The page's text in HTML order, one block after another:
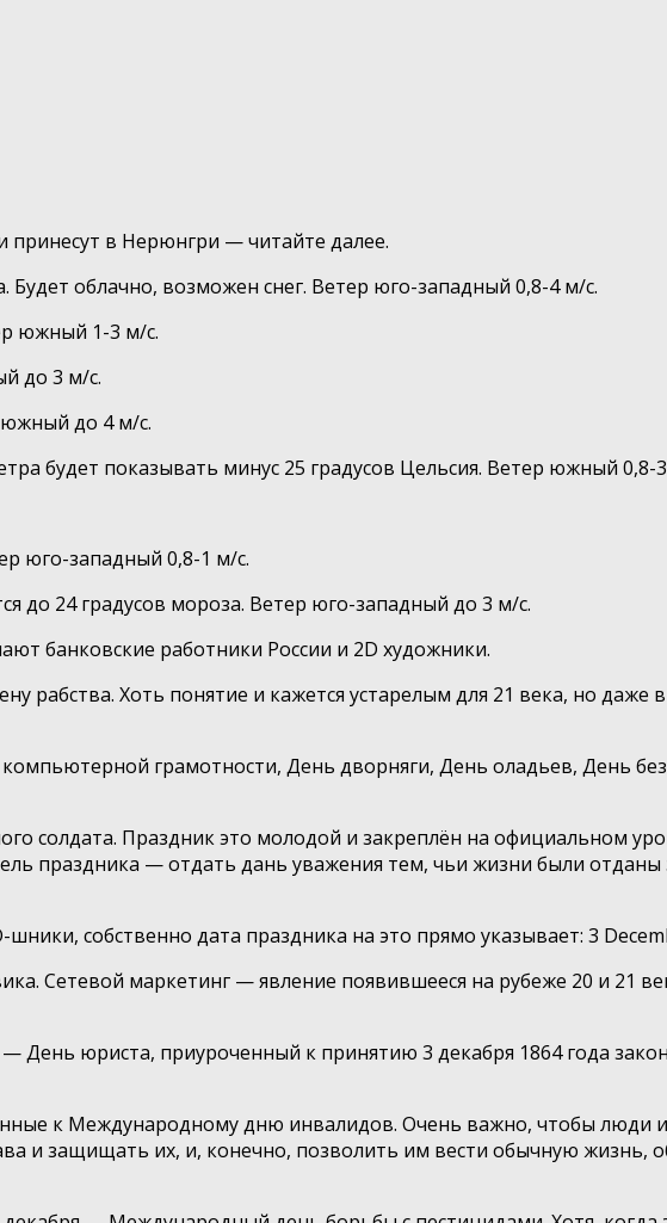
в Нерюнгри — читайте далее.
облачно, возможен снег. Ветер юго-западный 0,8-4 м/с.
южный 1-3 м/с.
до 3 м/с.
южный до 4 м/с.
будет показывать минус 25 градусов Цельсия. Ветер южный 0,8-
юго-западный 0,8-1 м/с.
до 24 градусов мороза. Ветер юго-западный до 3 м/с.
банковские работники России и 2D художники.
Хоть понятие и кажется устарелым для 21 века, но даже
грамотности, День дворняги, День оладьев, День
солдата. Праздник это молодой и закреплён на официальном
праздника — отдать дань уважения тем, чьи жизни были
собственно дата праздника на это прямо указывает: 3
Сетевой маркетинг — явление появившееся на рубеже 20 и 21
День юриста, приуроченный к принятию 3 декабря 1864 года
к Международному дню инвалидов. Очень важно, чтобы люди
и защищать их, и, конечно, позволить им вести обычную жизнь,